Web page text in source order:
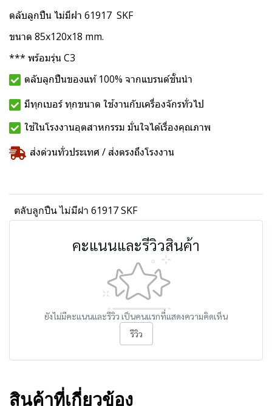
ตลับลูกปืน ไม่มีฝา 61917 SKF
ขนาด 85x120x18 mm.
*** พร้อมรุ่น C3
ตลับลูกปืนของแท้ 100% จากแบรนด์ชั้นนำ
มีทุกเบอร์ ทุกขนาด ใช้งานกับเครื่องจักรทั่วไป
ใช้ในโรงงานอุตสาหกรรม มั่นใจได้เรื่องคุณภาพ
ส่งด่วนทั่วประเทศ / ส่งตรงถึงโรงงาน
ตลับลูกปืน ไม่มีฝา 61917 SKF
คะแนนและรีวิวสินค้า
ยังไม่มีคะแนนและรีวิว เป็นคนแรกที่แสดงความคิดเห็น
รีวิว
สินค้าที่เกี่ยวข้อง